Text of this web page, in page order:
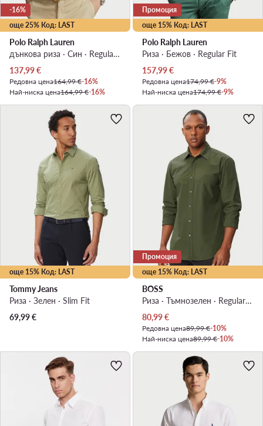
още 25% Код: LAST
-16%
Polo Ralph Lauren
дънкова риза · Син · Regular Fit
Актуална цена
137,99€
Редовна цена164,99 €-16%
Най-ниска цена164,99 €-16%
още 15% Код: LAST
Промоция
Polo Ralph Lauren
Риза · Бежов · Regular Fit
Актуална цена
157,99€
Редовна цена174,99 €-9%
Най-ниска цена174,99 €-9%
още 15% Код: LAST
Tommy Jeans
Риза · Зелен · Slim Fit
69,99€
още 15% Код: LAST
Промоция
BOSS
Риза · Тъмнозелен · Regular Fit
Актуална цена
80,99€
Редовна цена89,99 €-10%
Най-ниска цена89,99 €-10%